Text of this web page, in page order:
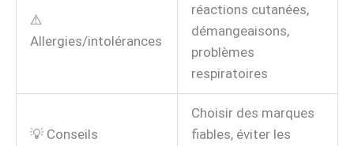
⚠️
Allergies/intolérances
réactions cutanées,
démangeaisons,
problèmes
respiratoires
💡 Conseils
Choisir des marques
fiables, éviter les